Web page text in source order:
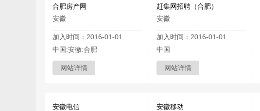
合肥房产网
安徽
加入时间：2016-01-01
中国:安徽:合肥
网站详情
赶集网招聘（合肥）
安徽
加入时间：2016-01-01
中国
网站详情
安徽电信
安徽移动